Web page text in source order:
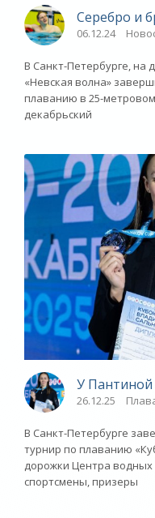
Серебро и
06.12.24
В Санкт-Петербурге, на
«Невская волна»
плаванию в 25-
декабрьский
У Пантиной
26.12.25
В Санкт-Петербурге
турнир по плаванию
дорожки Центра
спортсмены, призеры